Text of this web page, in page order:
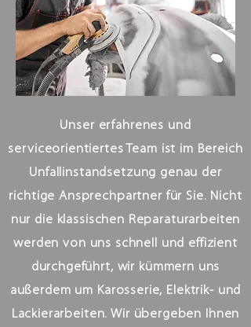
Unser erfahrenes und
serviceorientiertes Team ist im Bereich
Unfallinstandsetzung genau der
richtige Ansprechpartner für Sie. Nicht
nur die klassischen Reparaturarbeiten
werden von uns schnell und effizient
durchgeführt, wir kümmern uns
außerdem um Karosserie, Elektrik- und
Lackierarbeiten. Wir übergeben Ihnen